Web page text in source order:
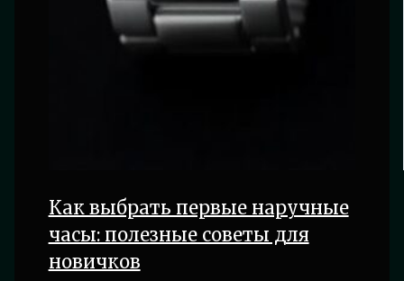
Как выбрать первые наручные
часы: полезные советы для
новичков